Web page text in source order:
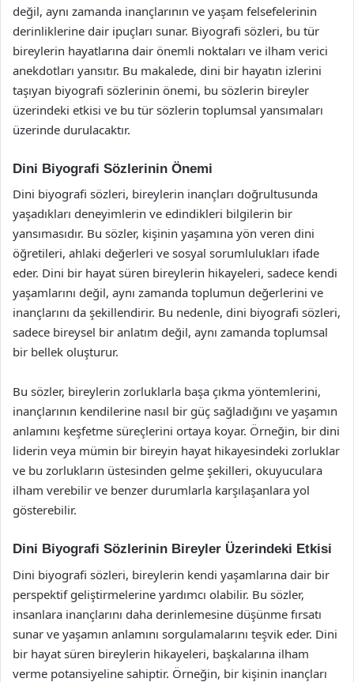
değil, aynı zamanda inançlarının ve yaşam felsefelerinin
derinliklerine dair ipuçları sunar. Biyografi sözleri, bu tür
bireylerin hayatlarına dair önemli noktaları ve ilham verici
anekdotları yansıtır. Bu makalede, dini bir hayatın izlerini
taşıyan biyografi sözlerinin önemi, bu sözlerin bireyler
üzerindeki etkisi ve bu tür sözlerin toplumsal yansımaları
üzerinde durulacaktır.
Dini Biyografi Sözlerinin Önemi
Dini biyografi sözleri, bireylerin inançları doğrultusunda
yaşadıkları deneyimlerin ve edindikleri bilgilerin bir
yansımasıdır. Bu sözler, kişinin yaşamına yön veren dini
öğretileri, ahlaki değerleri ve sosyal sorumlulukları ifade
eder. Dini bir hayat süren bireylerin hikayeleri, sadece kendi
yaşamlarını değil, aynı zamanda toplumun değerlerini ve
inançlarını da şekillendirir. Bu nedenle, dini biyografi sözleri,
sadece bireysel bir anlatım değil, aynı zamanda toplumsal
bir bellek oluşturur.
Bu sözler, bireylerin zorluklarla başa çıkma yöntemlerini,
inançlarının kendilerine nasıl bir güç sağladığını ve yaşamın
anlamını keşfetme süreçlerini ortaya koyar. Örneğin, bir dini
liderin veya mümin bir bireyin hayat hikayesindeki zorluklar
ve bu zorlukların üstesinden gelme şekilleri, okuyuculara
ilham verebilir ve benzer durumlarla karşılaşanlara yol
gösterebilir.
Dini Biyografi Sözlerinin Bireyler Üzerindeki Etkisi
Dini biyografi sözleri, bireylerin kendi yaşamlarına dair bir
perspektif geliştirmelerine yardımcı olabilir. Bu sözler,
insanlara inançlarını daha derinlemesine düşünme fırsatı
sunar ve yaşamın anlamını sorgulamalarını teşvik eder. Dini
bir hayat süren bireylerin hikayeleri, başkalarına ilham
verme potansiyeline sahiptir. Örneğin, bir kişinin inançları